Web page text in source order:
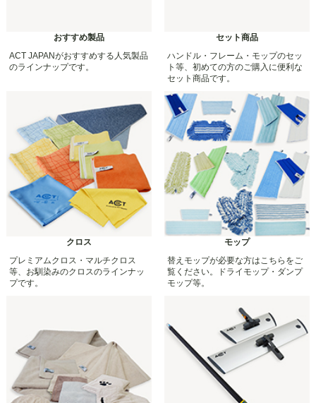
おすすめ製品
ACT JAPANがおすすめする人気製品
のラインナップです。
セット商品
ハンドル・フレーム・モップのセッ
ト等、初めての方のご購入に便利な
セット商品です。
クロス
プレミアムクロス・マルチクロス
等、お馴染みのクロスのラインナッ
プです。
モップ
替えモップが必要な方はこちらをご
覧ください。ドライモップ・ダンプ
モップ等。